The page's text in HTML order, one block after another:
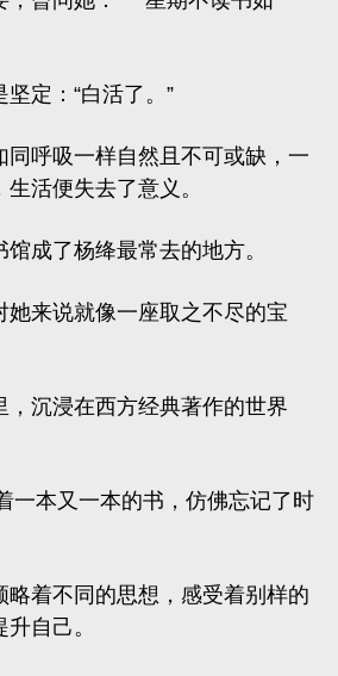
定：“白活了。”
同呼吸一样自然且不可或缺，一
活便失去了意义。
成了杨绛最常去的地方。
她来说就像一座取之不尽的宝
，沉浸在西方经典著作的世界
一本又一本的书，仿佛忘记了时
略着不同的思想，感受着别样的
自己。